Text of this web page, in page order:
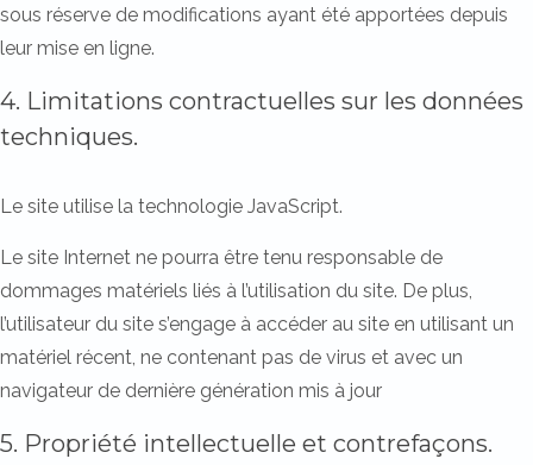
sous réserve de modifications ayant été apportées depuis
leur mise en ligne.
4. Limitations contractuelles sur les données
techniques.
Le site utilise la technologie JavaScript.
Le site Internet ne pourra être tenu responsable de
dommages matériels liés à l’utilisation du site. De plus,
l’utilisateur du site s’engage à accéder au site en utilisant un
matériel récent, ne contenant pas de virus et avec un
navigateur de dernière génération mis à jour
5. Propriété intellectuelle et contrefaçons.